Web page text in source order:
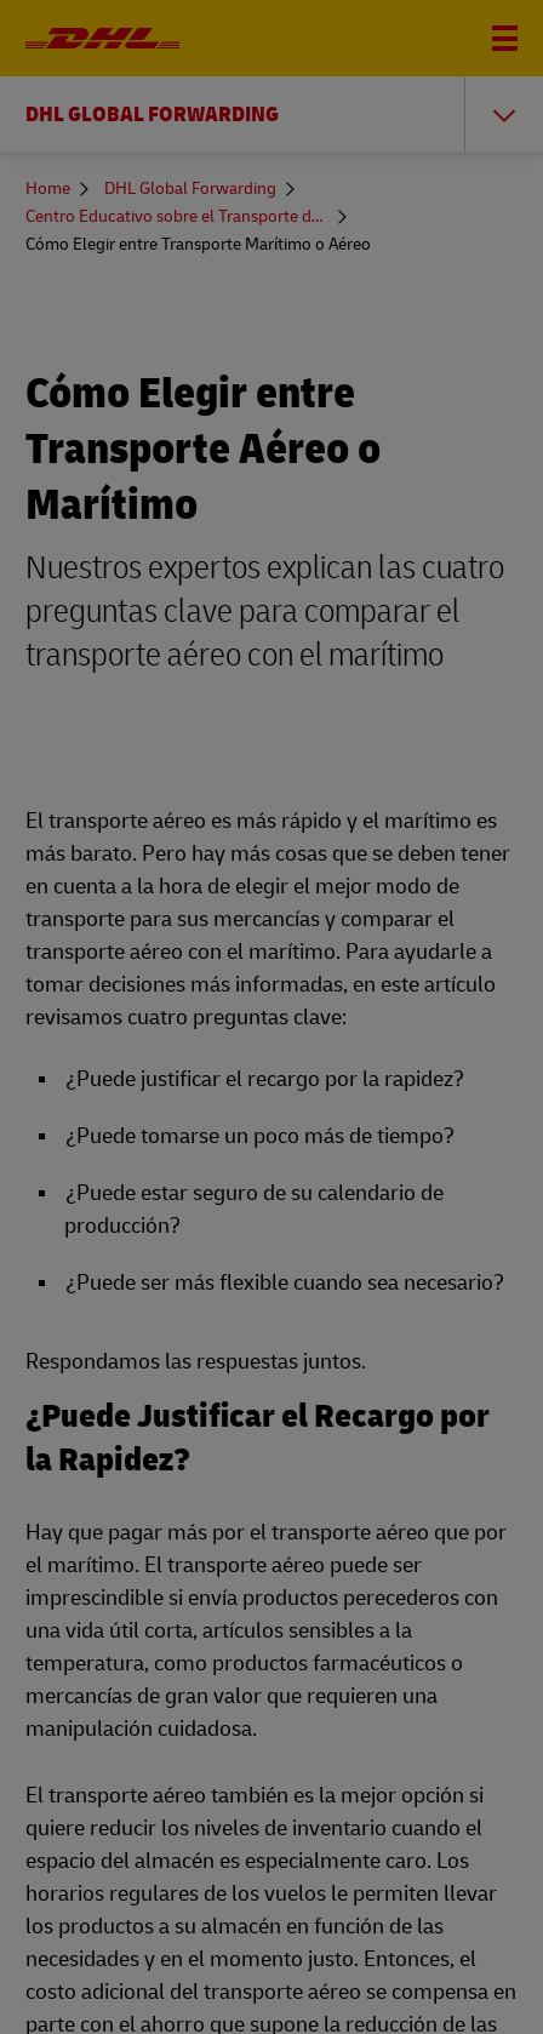
DHL GLOBAL FORWARDING
You
here
Home
DHL Global Forwarding
Centro Educativo sobre el Transporte de Mercancías
Cómo Elegir entre Transporte Marítimo o Aéreo
Cómo Elegir entre
Transporte Aéreo o
Marítimo
Nuestros expertos explican las cuatro
preguntas clave para comparar el
transporte aéreo con el marítimo
El transporte aéreo es más rápido y el marítimo es
más barato. Pero hay más cosas que se deben tener
en cuenta a la hora de elegir el mejor modo de
transporte para sus mercancías y comparar el
transporte aéreo con el marítimo. Para ayudarle a
tomar decisiones más informadas, en este artículo
revisamos cuatro preguntas clave:
¿Puede justificar el recargo por la rapidez?
¿Puede tomarse un poco más de tiempo?
¿Puede estar seguro de su calendario de
producción?
¿Puede ser más flexible cuando sea necesario?
Respondamos las respuestas juntos.
¿Puede Justificar el Recargo por
la Rapidez?
Hay que pagar más por el transporte aéreo que por
el marítimo. El transporte aéreo puede ser
imprescindible si envía productos perecederos con
una vida útil corta, artículos sensibles a la
temperatura, como productos farmacéuticos o
mercancías de gran valor que requieren una
manipulación cuidadosa.
El transporte aéreo también es la mejor opción si
quiere reducir los niveles de inventario cuando el
espacio del almacén es especialmente caro. Los
horarios regulares de los vuelos le permiten llevar
los productos a su almacén en función de las
necesidades y en el momento justo. Entonces, el
costo adicional del transporte aéreo se compensa en
parte con el ahorro que supone la reducción de las